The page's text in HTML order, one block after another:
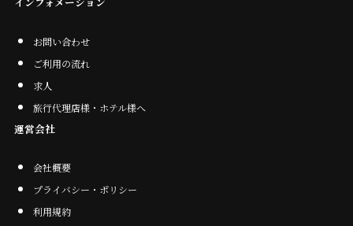
お問い合わせ
ご利用の流れ
求人
旅行代理店様・ホテル様へ
運営会社
会社概要
プライバシー・ポリシー
利用規約